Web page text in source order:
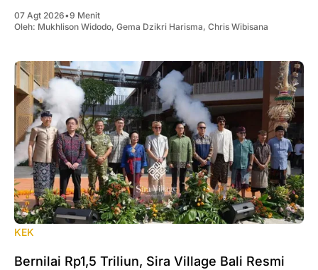
07 Agt 2026•9 Menit
Oleh: Mukhlison Widodo, Gema Dzikri Harisma, Chris Wibisana
KEK
Bernilai Rp1,5 Triliun, Sira Village Bali Resmi